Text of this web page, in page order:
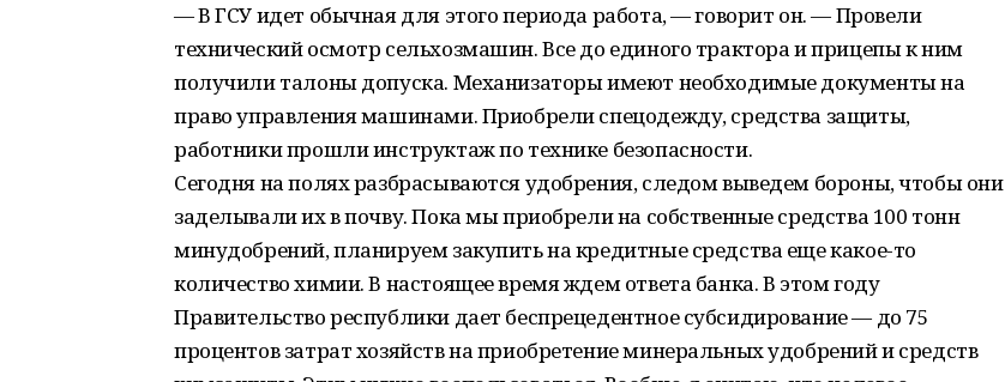
— В ГСУ идет обычная для этого периода работа, — говорит он. — Провели
технический осмотр сельхозмашин. Все до единого трактора и прицепы к ним
получили талоны допуска. Механизаторы имеют необходимые документы на
право управления машинами. Приобрели спецодежду, средства защиты,
работники прошли инструктаж по технике безопасности.
Сегодня на полях разбрасываются удобрения, следом выведем бороны, чтобы они
заделывали их в почву. Пока мы приобрели на собственные средства 100 тонн
минудобрений, планируем закупить на кредитные средства еще какое-то
количество химии. В настоящее время ждем ответа банка. В этом году
Правительство республики дает беспрецедентное субсидирование — до 75
процентов затрат хозяйств на приобретение минеральных удобрений и средств